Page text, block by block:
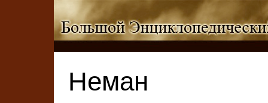
Неман